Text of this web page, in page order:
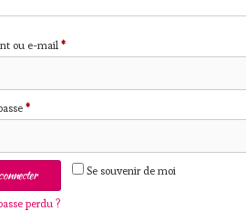
ou e-mail*Obligatoire
*Obligatoire
Se souvenir de moi
perdu ?